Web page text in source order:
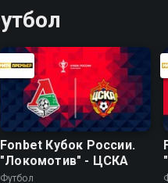
Fonbet Кубок России.
"Локомотив" - ЦСКА
Футбол